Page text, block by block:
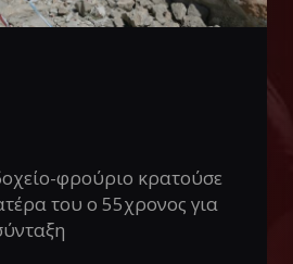
φρούριο κρατούσε
του ο 55χρονος για